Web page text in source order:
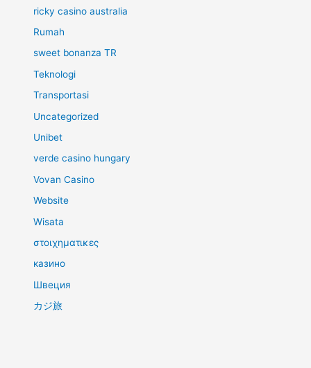
ricky casino australia
Rumah
sweet bonanza TR
Teknologi
Transportasi
Uncategorized
Unibet
verde casino hungary
Vovan Casino
Website
Wisata
στοιχηματικες
казино
Швеция
カジ旅